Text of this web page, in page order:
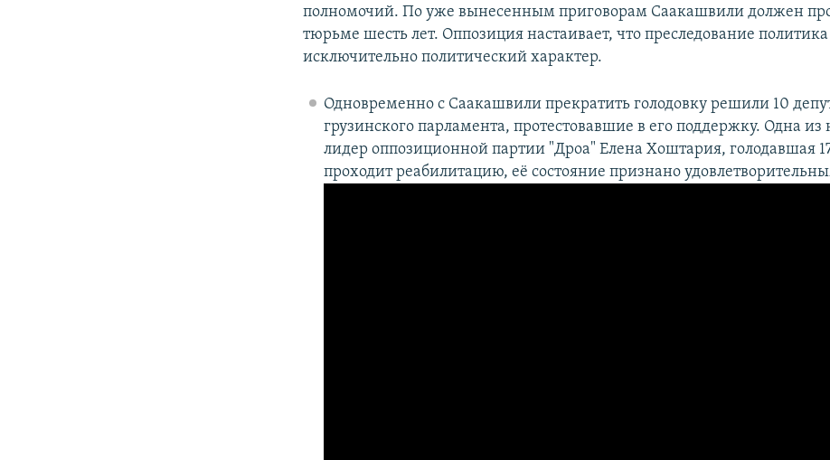
полномочий. По уже вынесенным приговорам Саакашвили должен
тюрьме шесть лет. Оппозиция настаивает, что преследование
исключительно политический характер.
Одновременно с Саакашвили прекратить голодовку решили 10
грузинского парламента, протестовавшие в его поддержку. Одна из
лидер оппозиционной партии "Дроа" Елена Хоштария, голодавшая
проходит реабилитацию, её состояние признано